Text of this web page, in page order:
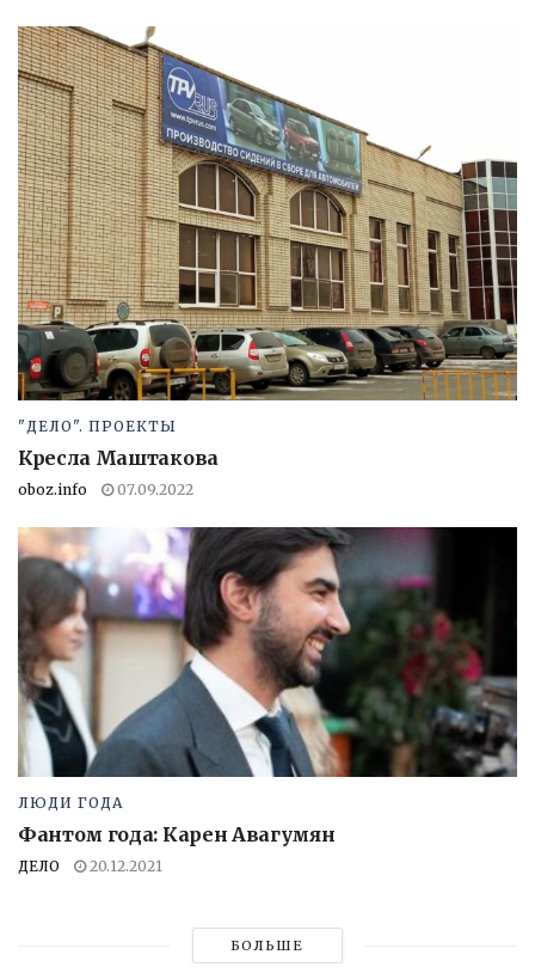
"ДЕЛО". ПРОЕКТЫ
Кресла Маштакова
oboz.info 07.09.2022
ЛЮДИ ГОДА
Фантом года: Карен Авагумян
ДЕЛО 20.12.2021
БОЛЬШЕ